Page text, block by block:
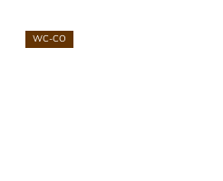
WC-CO